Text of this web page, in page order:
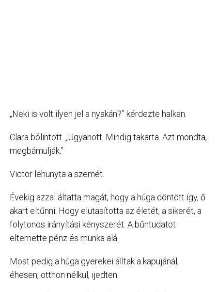
„Neki is volt ilyen jel a nyakán?” kérdezte halkan.
Clara bólintott. „Ugyanott. Mindig takarta. Azt mondta,
megbámulják.”
Victor lehunyta a szemét.
Évekig azzal áltatta magát, hogy a húga döntött így, ő
akart eltűnni. Hogy elutasította az életét, a sikerét, a
folytonos irányítási kényszerét. A bűntudatot
eltemette pénz és munka alá.
Most pedig a húga gyerekei álltak a kapujánál,
éhesen, otthon nélkül, ijedten.